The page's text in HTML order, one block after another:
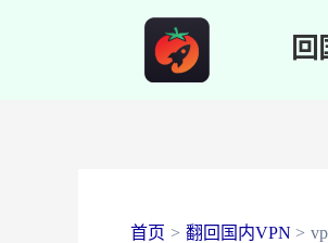
回
首页 翻回国内VPN